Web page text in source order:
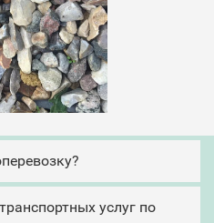
услуг по